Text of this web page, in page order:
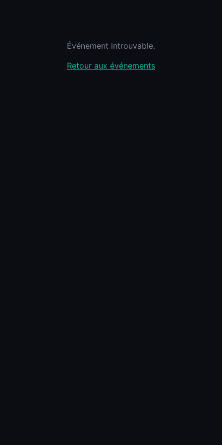
Événement introuvable.
Retour aux événements